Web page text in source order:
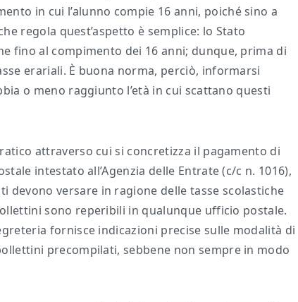
in cui l’alunno compie 16 anni, poiché sino a
regola quest’aspetto è semplice: lo Stato
fino al compimento dei 16 anni; dunque, prima di
erariali. È buona norma, perciò, informarsi
o meno raggiunto l’età in cui scattano questi
attraverso cui si concretizza il pagamento di
intestato all’Agenzia delle Entrate (c/c n. 1016),
devono versare in ragione delle tasse scolastiche
sono reperibili in qualunque ufficio postale.
fornisce indicazioni precise sulle modalità di
precompilati, sebbene non sempre in modo